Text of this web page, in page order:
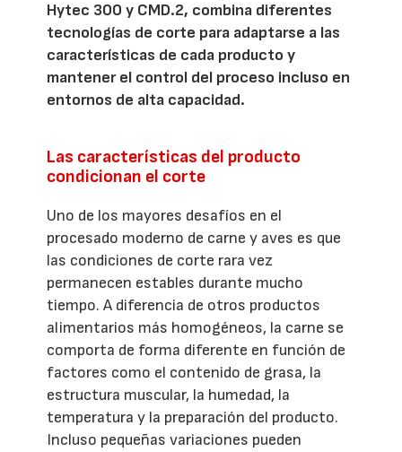
Hytec 300 y CMD.2, combina diferentes
tecnologías de corte para adaptarse a las
características de cada producto y
mantener el control del proceso incluso en
entornos de alta capacidad.
Las características del producto
condicionan el corte
Uno de los mayores desafíos en el
procesado moderno de carne y aves es que
las condiciones de corte rara vez
permanecen estables durante mucho
tiempo. A diferencia de otros productos
alimentarios más homogéneos, la carne se
comporta de forma diferente en función de
factores como el contenido de grasa, la
estructura muscular, la humedad, la
temperatura y la preparación del producto.
Incluso pequeñas variaciones pueden